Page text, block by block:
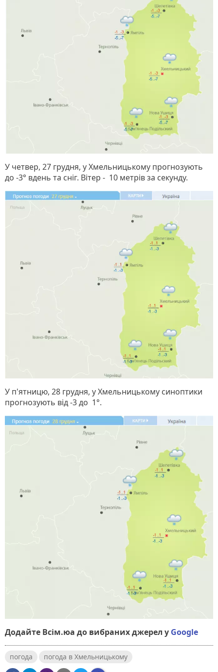
У четвер, 27 грудня, у Хмельницькому прогнозують
до -3° вдень та сніг. Вітер - 10 метрів за секунду.
У п'ятницю, 28 грудня, у Хмельницькому синоптики
прогнозують від -3 до 1°.
Додайте Всім.юа до вибраних джерел у Google
погода погода в Хмельницькому